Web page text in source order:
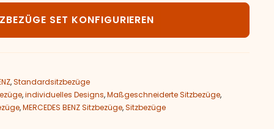
Benz E - Klasse W211 Menge
SET KONFIGURIEREN
,Standardsitzbezüge
,individuelles Designs,Maßgeschneiderte Sitzbezüge,
,MERCEDES BENZ Sitzbezüge,Sitzbezüge